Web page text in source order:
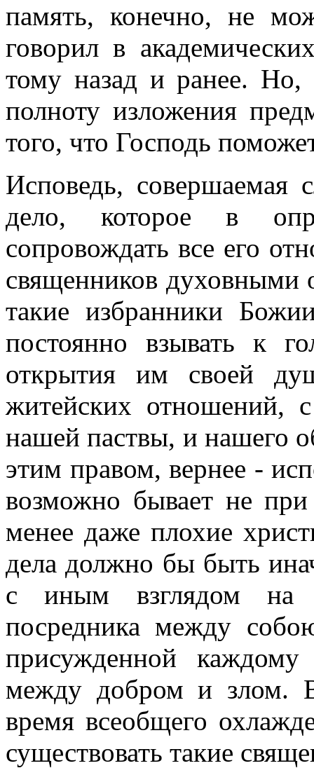
память, конечно, не
говорил в
тому назад и ранее. Но,
полноту изложения
того, что Господь
Исповедь, совершаемая
дело, которое в
сопровождать все его
священников духовными
такие избранники
постоянно взывать к
открытия им своей
житейских отношений,
нашей паствы, и нашего
этим правом, вернее -
возможно бывает не
менее даже плохие
дела должно бы быть
с иным взглядом на
посредника между
присужденной каждому
между добром и злом.
время всеобщего
существовать такие